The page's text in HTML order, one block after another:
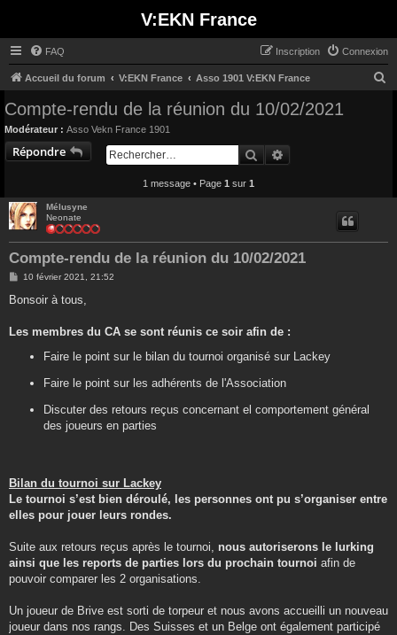
V:EKN France
FAQ Connexion
Inscription
Accueil du forum V:EKN France Asso 1901 V:EKN France
Compte-rendu de la réunion du 10/02/2021
Modérateur : Asso Vekn France 1901
Répondre Rechercher
1 message • Page 1 sur 1
Mélusyne
Neonate
Compte-rendu de la réunion du 10/02/2021
M
s
g
10 février 2021, 21:52
Bonsoir à tous,
Les membres du CA se sont réunis ce soir afin de :
Faire le point sur le bilan du tournoi organisé sur Lackey
Faire le point sur les adhérents de l'Association
Discuter des retours reçus concernant el comportement général
des joueurs en parties
Bilan du tournoi sur Lackey
Le tournoi s’est bien déroulé, les personnes ont pu s’organiser entre
elles pour jouer leurs rondes.
Suite aux retours reçus après le tournoi, nous autoriserons le lurking
ainsi que les reports de parties lors du prochain tournoi afin de
pouvoir comparer les 2 organisations.
Un joueur de Brive est sorti de torpeur et nous avons accueilli un nouveau
joueur dans nos rangs. Des Suisses et un Belge ont également participé